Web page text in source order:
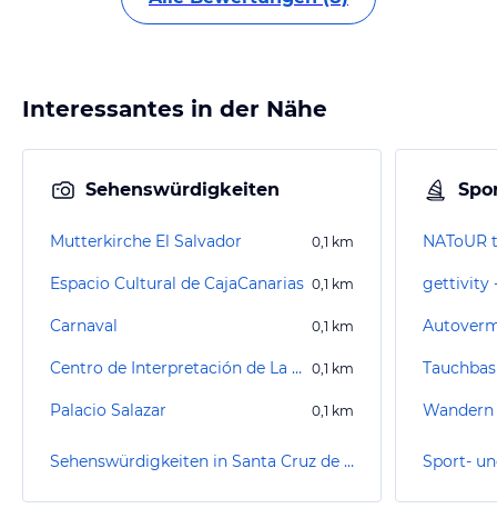
Interessantes in der Nähe
Sehenswürdigkeiten
Mutterkirche El Salvador 0,1 km
Espacio Cultural de CajaCanarias 0,1 km
Carnaval 0,1 km
Centro de Interpretación de La Bajada 0,1 km
Palacio Salazar 0,1 km
Sehenswürdigkeiten in Santa Cruz de la Palma
NAToUR